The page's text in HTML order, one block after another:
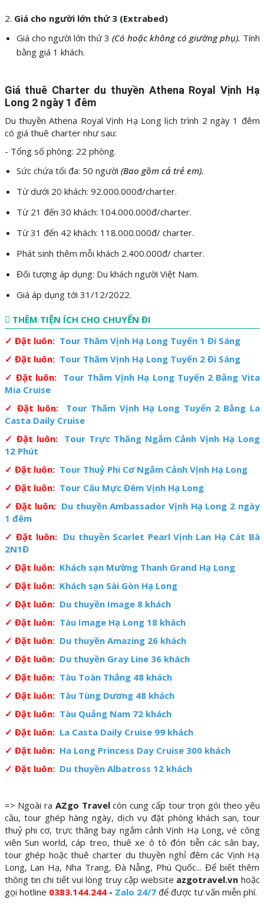
2. Giá cho người lớn thứ 3 (Extrabed)
Giá cho người lớn thứ 3 (Có hoặc không có giường phụ). Tính
bằng giá 1 khách.
Giá thuê Charter du thuyền Athena Royal Vịnh Hạ
Long 2 ngày 1 đêm
Du thuyền Athena Royal Vịnh Hạ Long lịch trình 2 ngày 1 đêm
có giá thuê charter như sau:
- Tổng số phòng: 22 phòng.
Sức chứa tối đa: 50 người (Bao gồm cả trẻ em).
Từ dưới 20 khách: 92.000.000đ/charter.
Từ 21 đến 30 khách: 104.000.000đ/charter.
Từ 31 đến 42 khách: 118.000.000đ/ charter.
Phát sinh thêm mỗi khách 2.400.000đ/ charter.
Đối tượng áp dụng: Du khách người Việt Nam.
Giá áp dụng tới 31/12/2022.
THÊM TIỆN ÍCH CHO CHUYẾN ĐI
✓ Đặt luôn:Tour Thăm Vịnh Hạ Long Tuyến 1 Đi Sáng
✓ Đặt luôn:Tour Thăm Vịnh Hạ Long Tuyến 2 Đi Sáng
✓ Đặt luôn: Tour Thăm Vịnh Hạ Long Tuyến 2 Bằng Vita
Mia Cruise
✓ Đặt luôn: Tour Thăm Vịnh Hạ Long Tuyến 2 Bằng La
Casta Daily Cruise
✓ Đặt luôn:Tour Trực Thăng Ngắm Cảnh Vịnh Hạ Long
12 Phút
✓ Đặt luôn:Tour Thuỷ Phi Cơ Ngắm Cảnh Vịnh Hạ Long
✓ Đặt luôn:Tour Câu Mực Đêm Vịnh Hạ Long
✓ Đặt luôn:Du thuyền Ambassador Vịnh Hạ Long 2 ngày
1 đêm
✓ Đặt luôn:Du thuyền Scarlet Pearl Vịnh Lan Hạ Cát Bà
2N1Đ
✓ Đặt luôn:Khách sạn Mường Thanh Grand Hạ Long
✓ Đặt luôn:Khách sạn Sài Gòn Hạ Long
✓ Đặt luôn:Du thuyền Image 8 khách
✓ Đặt luôn:Tàu Image Hạ Long 18 khách
✓ Đặt luôn:Du thuyền Amazing 26 khách
✓ Đặt luôn:Du thuyền Gray Line 36 khách
✓ Đặt luôn:Tàu Toàn Thắng 48 khách
✓ Đặt luôn:Tàu Tùng Dương 48 khách
✓ Đặt luôn:Tàu Quảng Nam 72 khách
✓ Đặt luôn:La Casta Daily Cruise 99 khách
✓ Đặt luôn:Ha Long Princess Day Cruise 300 khách
✓ Đặt luôn:Du thuyền Albatross 12 khách
=> Ngoài ra AZgo Travelcòn cung cấp tour trọn gói theo yêu
cầu, tour ghép hàng ngày, dịch vụ đặt phòng khách sạn, tour
thuỷ phi cơ, trực thăng bay ngắm cảnh Vịnh Hạ Long, vé công
viên Sun world, cáp treo, thuê xe ô tô đón tiễn các sân bay,
tour ghép hoặc thuê charter du thuyền nghỉ đêm các Vịnh Hạ
Long, Lan Hạ, Nha Trang, Đà Nẵng, Phú Quốc... Để biết thêm
thông tin chi tiết vui lòng truy cập website azgotravel.vn hoặc
gọi hotline 0383.144.244- Zalo 24/7để được tư vấn miễn phí.